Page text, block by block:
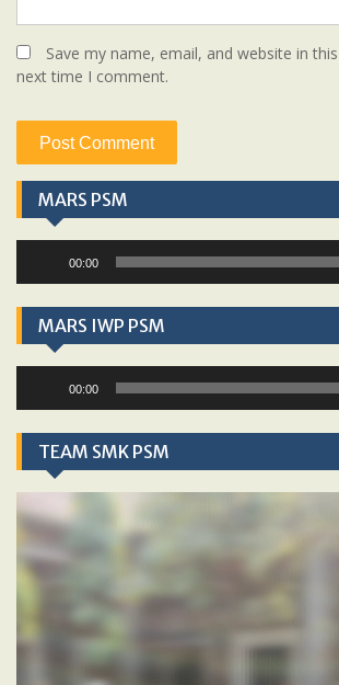
Save my name, email, and website in
next time I comment.
MARS PSM
00:00
MARS IWP PSM
00:00
TEAM SMK PSM
Player